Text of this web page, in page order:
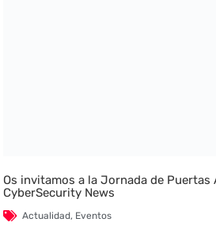
Os invitamos a la Jornada de Puertas
CyberSecurity News
Actualidad, Eventos